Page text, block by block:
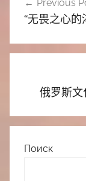
章
航
Previous
“无畏之心的
俄罗斯
Поиск